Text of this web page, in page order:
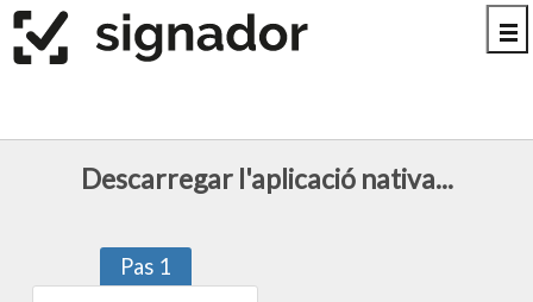
Accedir
contingut
Descarregar l'aplicació nativa...
Pas 1